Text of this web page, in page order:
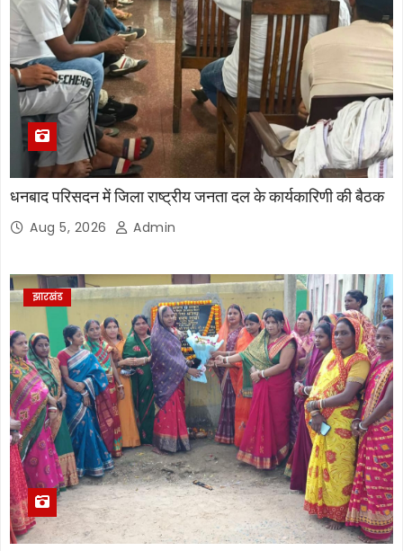
धनबाद परिसदन में जिला राष्ट्रीय जनता दल के कार्यकारिणी की बैठक
Aug 5, 2026 Admin
झारखंड